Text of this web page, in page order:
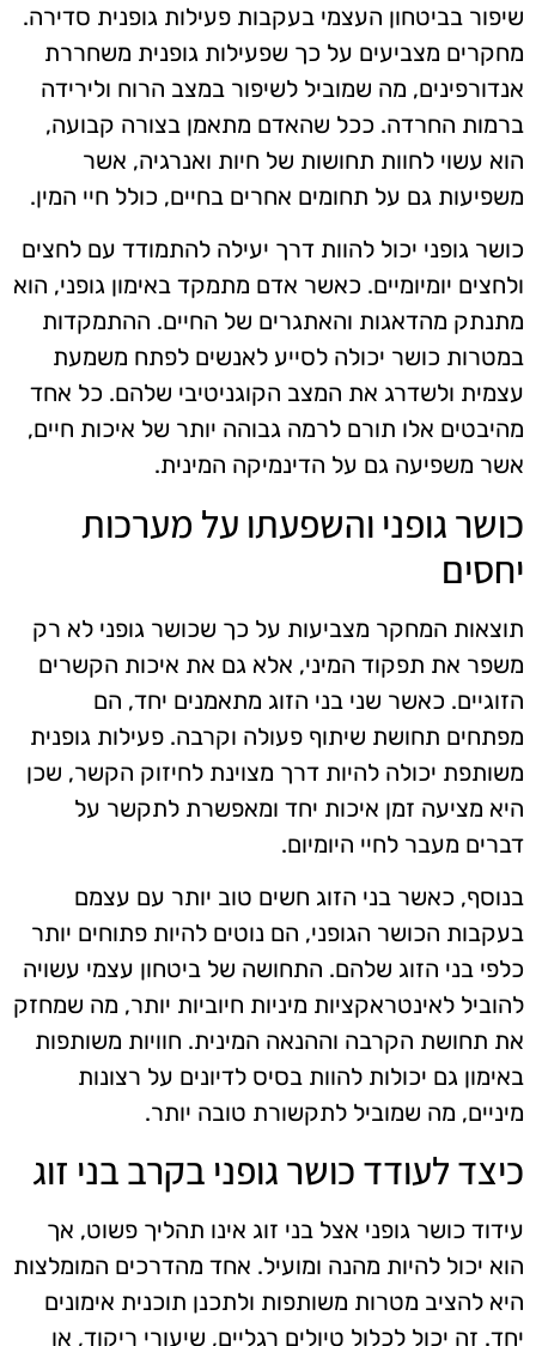
שיפור בביטחון העצמי בעקבות פעילות גופנית סדירה.
מחקרים מצביעים על כך שפעילות גופנית משחררת
אנדורפינים, מה שמוביל לשיפור במצב הרוח ולירידה
ברמות החרדה. ככל שהאדם מתאמן בצורה קבועה,
הוא עשוי לחוות תחושות של חיות ואנרגיה, אשר
משפיעות גם על תחומים אחרים בחיים, כולל חיי המין.
כושר גופני יכול להוות דרך יעילה להתמודד עם לחצים
ולחצים יומיומיים. כאשר אדם מתמקד באימון גופני, הוא
מתנתק מהדאגות והאתגרים של החיים. ההתמקדות
במטרות כושר יכולה לסייע לאנשים לפתח משמעת
עצמית ולשדרג את המצב הקוגניטיבי שלהם. כל אחד
מהיבטים אלו תורם לרמה גבוהה יותר של איכות חיים,
אשר משפיעה גם על הדינמיקה המינית.
כושר גופני והשפעתו על מערכות
יחסים
תוצאות המחקר מצביעות על כך שכושר גופני לא רק
משפר את תפקוד המיני, אלא גם את איכות הקשרים
הזוגיים. כאשר שני בני הזוג מתאמנים יחד, הם
מפתחים תחושת שיתוף פעולה וקרבה. פעילות גופנית
משותפת יכולה להיות דרך מצוינת לחיזוק הקשר, שכן
היא מציעה זמן איכות יחד ומאפשרת לתקשר על
דברים מעבר לחיי היומיום.
בנוסף, כאשר בני הזוג חשים טוב יותר עם עצמם
בעקבות הכושר הגופני, הם נוטים להיות פתוחים יותר
כלפי בני הזוג שלהם. התחושה של ביטחון עצמי עשויה
להוביל לאינטראקציות מיניות חיוביות יותר, מה שמחזק
את תחושת הקרבה וההנאה המינית. חוויות משותפות
באימון גם יכולות להוות בסיס לדיונים על רצונות
מיניים, מה שמוביל לתקשורת טובה יותר.
כיצד לעודד כושר גופני בקרב בני זוג
עידוד כושר גופני אצל בני זוג אינו תהליך פשוט, אך
הוא יכול להיות מהנה ומועיל. אחד מהדרכים המומלצות
היא להציב מטרות משותפות ולתכנן תוכנית אימונים
יחד. זה יכול לכלול טיולים רגליים, שיעורי ריקוד, או